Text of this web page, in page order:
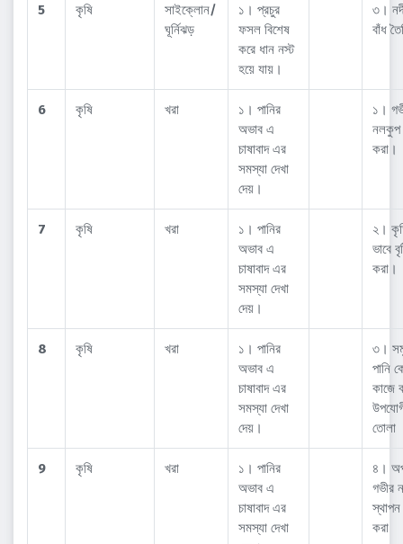
5 কৃষি
সাইক্লোন/
ঘূর্নিঝড়
১। প্রচুর
ফসল বিশেষ
করে ধান নস্ট
হয়ে যায়।
৩।
বাঁধ
6 কৃষি খরা
১। পানির
অভাব এ
চাষাবাদ এর
সমস্যা দেখা
দেয়।
১।
নলকুপ
করা।
7 কৃষি খরা
১। পানির
অভাব এ
চাষাবাদ এর
সমস্যা দেখা
দেয়।
২।
ভাবে
করা।
8 কৃষি খরা
১। পানির
অভাব এ
চাষাবাদ এর
সমস্যা দেখা
দেয়।
৩।
পানি
কাজে
তোলা
9 কৃষি খরা
১। পানির
অভাব এ
চাষাবাদ এর
সমস্যা দেখা
৪।
গভীর
করা